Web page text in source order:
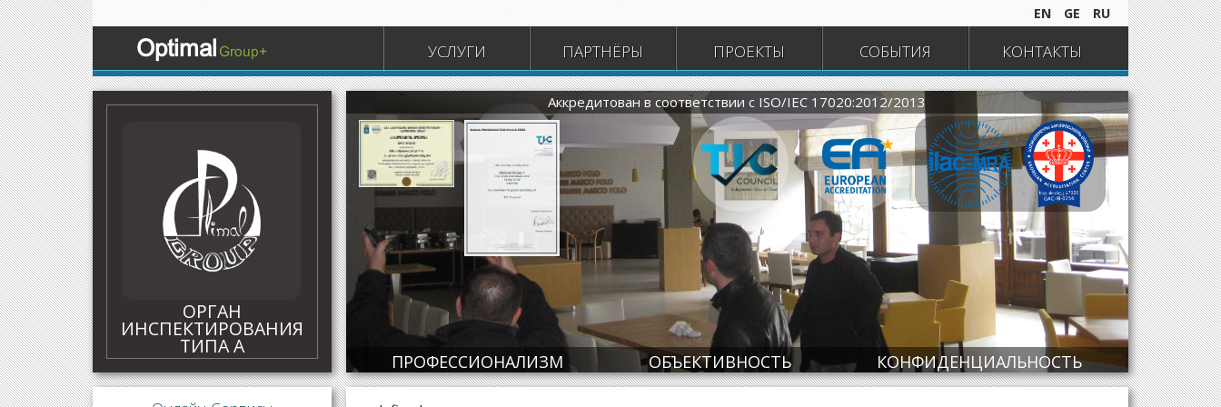
EN GE RU
Optimal Group+ УСЛУГИ ПАРТНЁРЫ ПРОЕКТЫ СОБЫТИЯ КОНТАКТЫ
ОРГАН
ИНСПЕКТИРОВАНИЯ
ТИПА А
ПРОФЕССИОНАЛИЗМ ОБЪЕКТИВНОСТЬ КОНФИДЕНЦИАЛЬНОСТЬ
Аккредитован в соответствии с ISO/IEC 17020:2012/2013
Certificate
Certificate